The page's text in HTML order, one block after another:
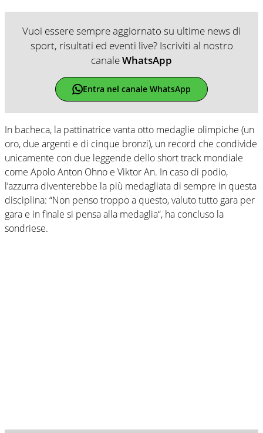
Vuoi essere sempre aggiornato su ultime news di
sport, risultati ed eventi live? Iscriviti al nostro
canaleWhatsApp
Entra nel canale WhatsApp
In bacheca, la pattinatrice vanta otto medaglie olimpiche (un
oro, due argenti e di cinque bronzi), un record che condivide
unicamente con due leggende dello short track mondiale
come Apolo Anton Ohno e Viktor An. In caso di podio,
l’azzurra diventerebbe la più medagliata di sempre in questa
disciplina: “Non penso troppo a questo, valuto tutto gara per
gara e in finale si pensa alla medaglia“, ha concluso la
sondriese.